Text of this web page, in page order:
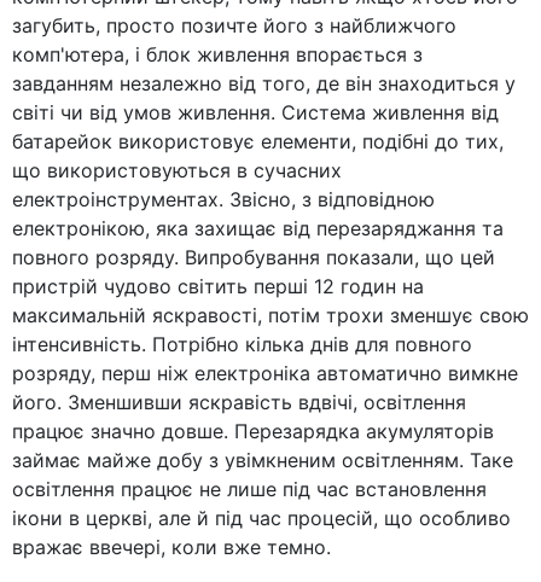
загубить, просто позичте його з найближчого
комп'ютера, і блок живлення впорається з
завданням незалежно від того, де він знаходиться у
світі чи від умов живлення. Система живлення від
батарейок використовує елементи, подібні до тих,
що використовуються в сучасних
електроінструментах. Звісно, ​​з відповідною
електронікою, яка захищає від перезаряджання та
повного розряду. Випробування показали, що цей
пристрій чудово світить перші 12 годин на
максимальній яскравості, потім трохи зменшує свою
інтенсивність. Потрібно кілька днів для повного
розряду, перш ніж електроніка автоматично вимкне
його. Зменшивши яскравість вдвічі, освітлення
працює значно довше. Перезарядка акумуляторів
займає майже добу з увімкненим освітленням. Таке
освітлення працює не лише під час встановлення
ікони в церкві, але й під час процесій, що особливо
вражає ввечері, коли вже темно.